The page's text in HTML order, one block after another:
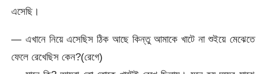
এসেছি।
— এখানে নিয়ে এসেছিস ঠিক আছে কিন্তু আমাকে খাটে না শুইয়ে মেঝেতে
ফেলে রেখেছিস কেন?(রেগে)